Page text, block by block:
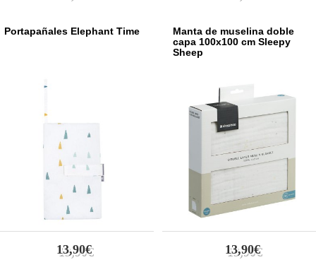
Portapañales Elephant Time
13,90€
Manta de muselina doble
capa 100x100 cm Sleepy
Sheep
13,90€